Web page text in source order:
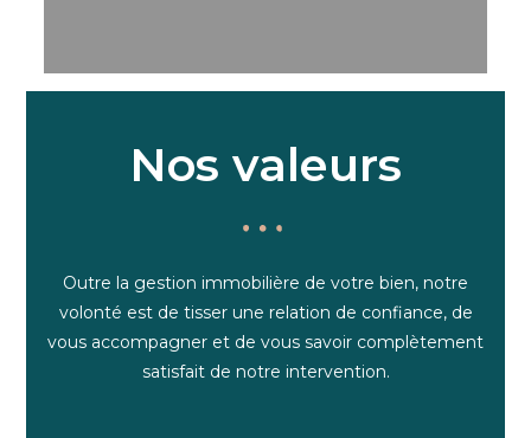
Nos valeurs
Outre la gestion immobilière de votre bien, notre
volonté est de tisser une relation de confiance, de
vous accompagner et de vous savoir complètement
satisfait de notre intervention.